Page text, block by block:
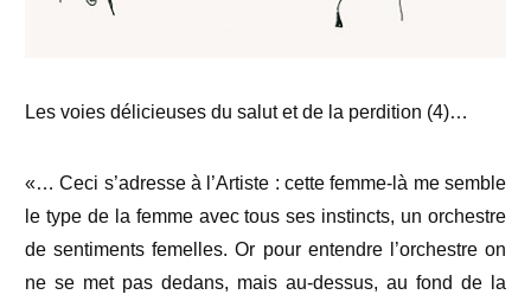
Les voies délicieuses du salut et de la perdition (4)…
«… Ceci s’adresse à l’Artiste : cette femme-là me semble
le type de la femme avec tous ses instincts, un orchestre
de sentiments femelles. Or pour entendre l’orchestre on
ne se met pas dedans, mais au-dessus, au fond de la